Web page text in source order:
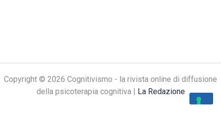
Copyright © 2026 Cognitivismo - la rivista online di diffusione
della psicoterapia cognitiva | La Redazione